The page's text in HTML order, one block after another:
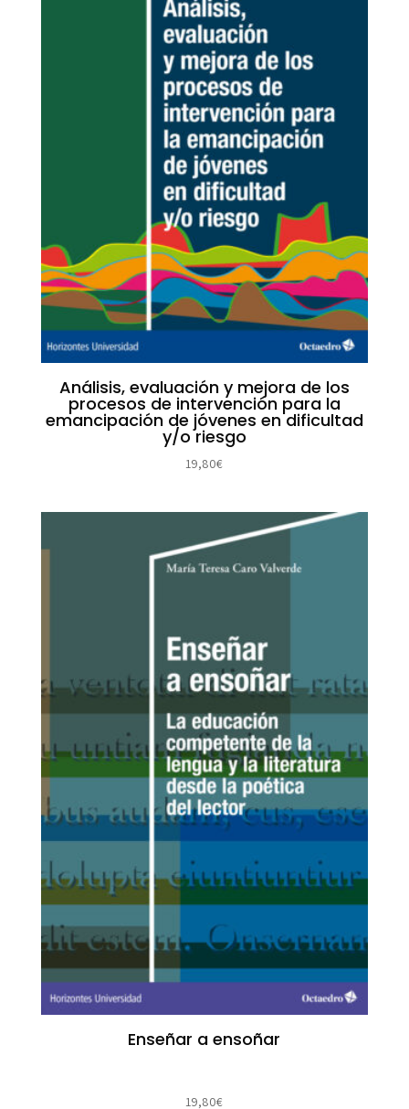
Análisis, evaluación y mejora de los
procesos de intervención para la
emancipación de jóvenes en dificultad
y/o riesgo
19,80€
Enseñar a ensoñar
19,80€